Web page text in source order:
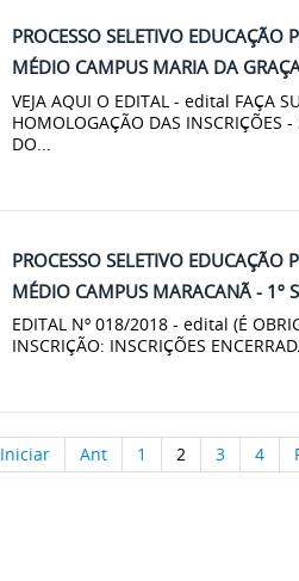
PROCESSO SELETIVO EDUCAÇÃO
MÉDIO CAMPUS MARIA DA
VEJA AQUI O EDITAL - edital FAÇA
HOMOLOGAÇÃO DAS INSCRIÇÕES
DO...
PROCESSO SELETIVO EDUCAÇÃO
MÉDIO CAMPUS MARACANÃ - 1º
EDITAL Nº 018/2018 - edital (É
INSCRIÇÃO: INSCRIÇÕES
Iniciar Ant 1 2 3 4